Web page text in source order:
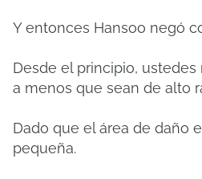
Y entonces Hansoo negó
Desde el principio,
a menos que sean de alto
Dado que el área de daño
pequeña.